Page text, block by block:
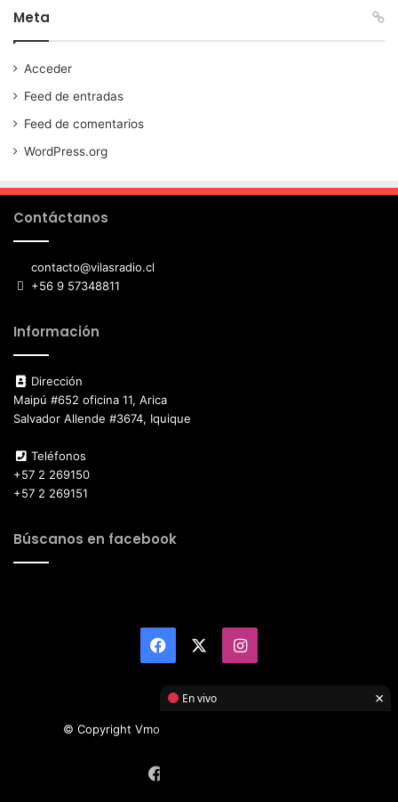
Meta
Acceder
Feed de entradas
Feed de comentarios
WordPress.org
Contáctanos
contacto@vilasradio.cl
+56 9 57348811
Información
Dirección
Maipú #652 oficina 11, Arica
Salvador Allende #3674, Iquique
Teléfonos
+57 2 269150
+57 2 269151
Búscanos en facebook
Facebook Instagram
© Copyright Vmotor TI 2026, All Rights Reserved
En vivo ×